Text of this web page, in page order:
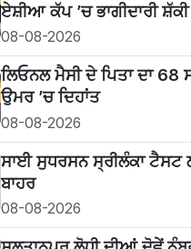
ਏਸ਼ੀਆ ਕੱਪ ’ਚ ਭਾਗੀਦਾਰੀ ਸ਼ੱਕੀ
08-08-2026
ਲਿਓਨਲ ਮੈਸੀ ਦੇ ਪਿਤਾ ਦਾ 68
ਉਮਰ ’ਚ ਦਿਹਾਂਤ
08-08-2026
ਸਾਈ ਸੁਧਰਸਨ ਸ੍ਰੀਲੰਕਾ ਟੈਸਟ
ਬਾਹਰ
08-08-2026